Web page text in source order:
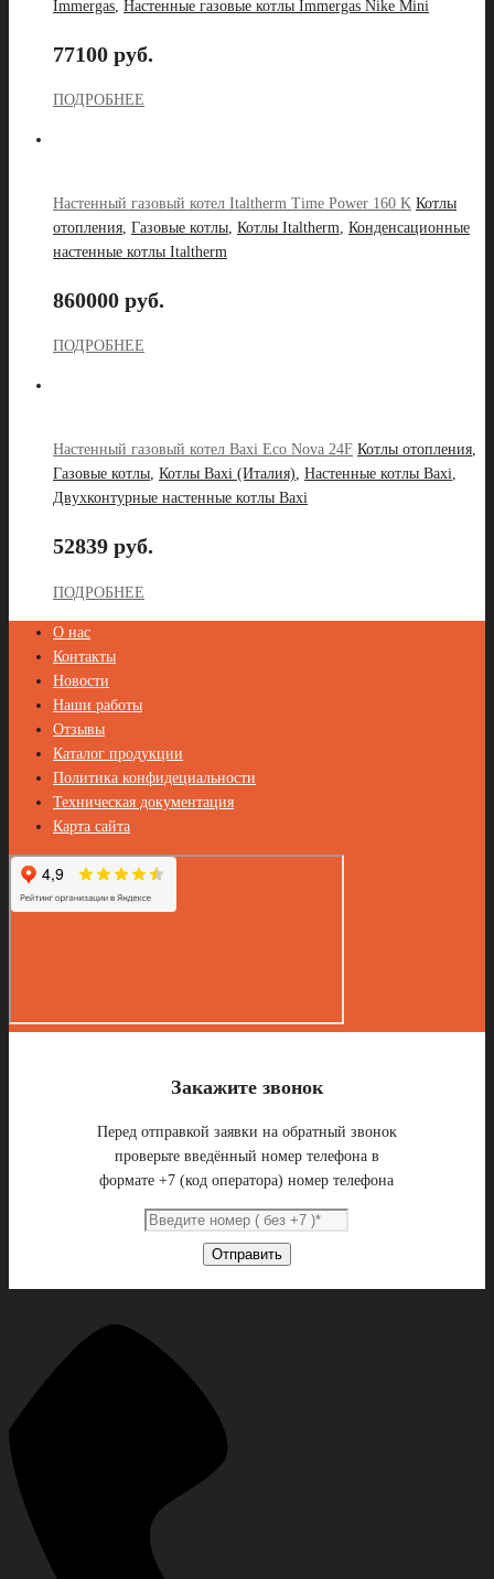
Immergas, Настенные газовые котлы Immergas Nike Mini
77100 руб.
ПОДРОБНЕЕ
Настенный газовый котел Italtherm Time Power 160 K Котлы
отопления, Газовые котлы, Котлы Italtherm, Конденсационные
настенные котлы Italtherm
860000 руб.
ПОДРОБНЕЕ
Настенный газовый котел Baxi Eco Nova 24F Котлы отопления,
Газовые котлы, Котлы Baxi (Италия), Настенные котлы Baxi,
Двухконтурные настенные котлы Baxi
52839 руб.
ПОДРОБНЕЕ
О нас
Контакты
Новости
Наши работы
Отзывы
Каталог продукции
Политика конфидециальности
Техническая документация
Карта сайта
Закажите звонок
Перед отправкой заявки на обратный звонок
проверьте введённый номер телефона в
формате +7 (код оператора) номер телефона
Отправить